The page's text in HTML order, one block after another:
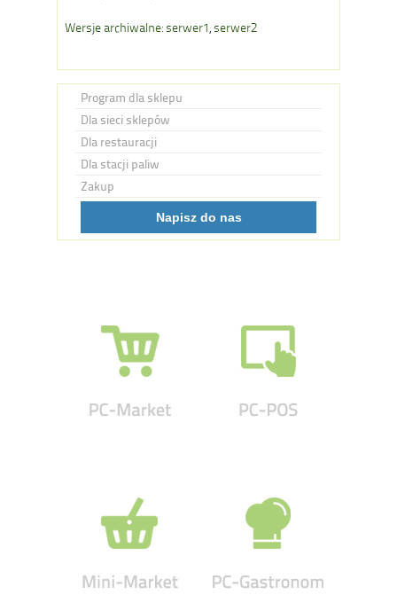
Wersje archiwalne: serwer1 serwer2
Program dla sklepu
Dla sieci sklepów
Dla restauracji
Dla stacji paliw
Zakup
Napisz do nas